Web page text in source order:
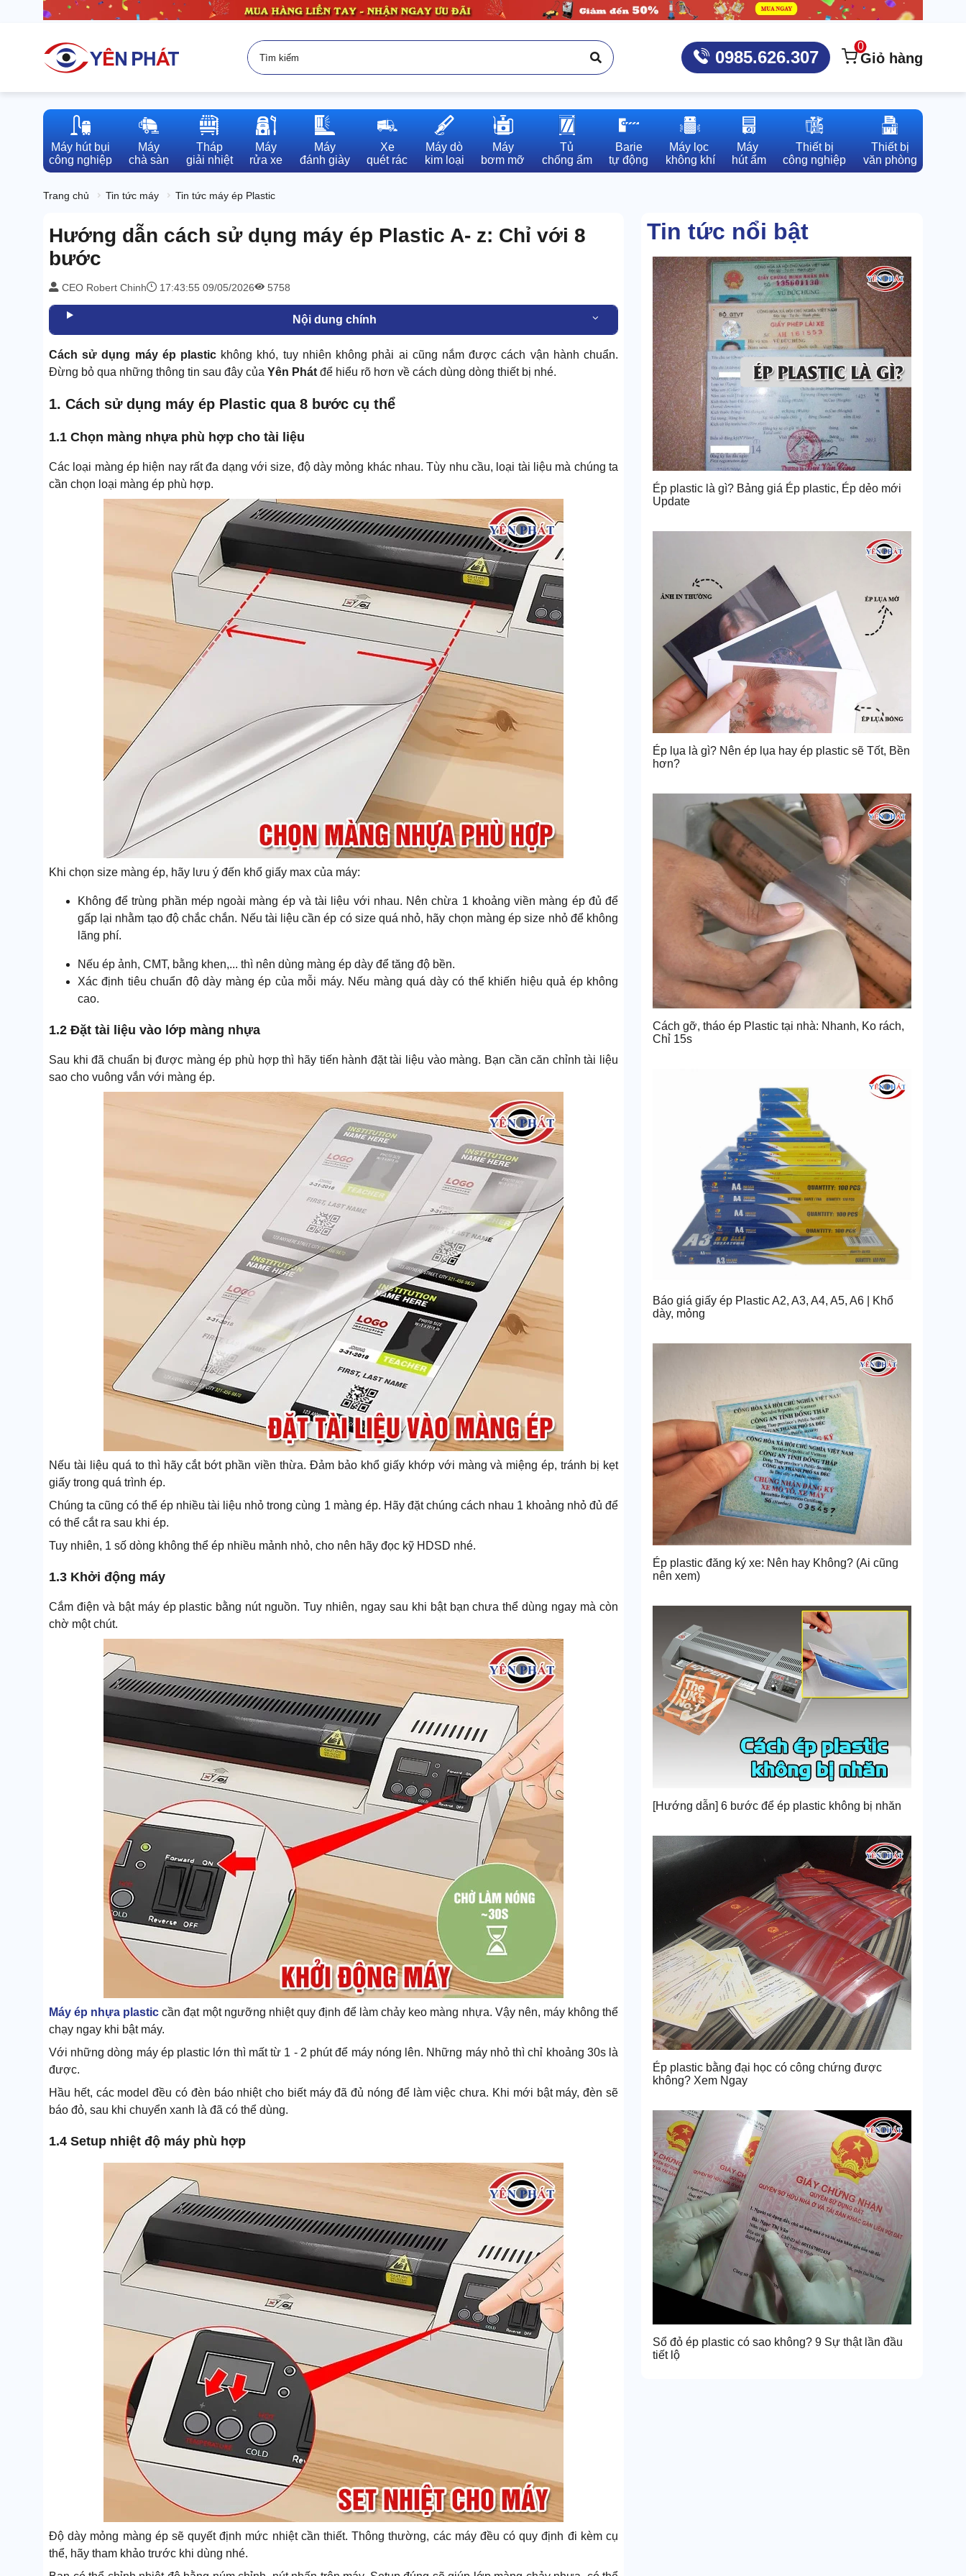
0985.626.307
0
Giỏ hàng
Máy hút bụi
công nghiệp
Máy
chà sàn
Tháp
giải nhiệt
Máy
rửa xe
Máy
đánh giày
Xe
quét rác
Máy dò
kim loại
Máy
bơm mỡ
Tủ
chống ẩm
Barie
tự động
Máy lọc
không khí
Máy
hút ẩm
Thiết bị
công nghiệp
Thiết bị
văn phòng
Trang chủ Tin tức máy Tin tức máy ép Plastic
Hướng dẫn cách sử dụng máy ép Plastic A- z: Chỉ với 8
bước
CEO Robert Chinh 17:43:55 09/05/2026 5758
Nội dung chính
Cách sử dụng máy ép plastic không khó, tuy nhiên không phải ai cũng nắm được cách vận hành chuẩn.
Đừng bỏ qua những thông tin sau đây của Yên Phát để hiểu rõ hơn về cách dùng dòng thiết bị nhé.
1. Cách sử dụng máy ép Plastic qua 8 bước cụ thể
1.1 Chọn màng nhựa phù hợp cho tài liệu
Các loại màng ép hiện nay rất đa dạng với size, độ dày mỏng khác nhau. Tùy nhu cầu, loại tài liệu mà chúng ta
cần chọn loại màng ép phù hợp.
Khi chọn size màng ép, hãy lưu ý đến khổ giấy max của máy:
Không để trùng phần mép ngoài màng ép và tài liệu với nhau. Nên chừa 1 khoảng viền màng ép đủ để
gấp lại nhằm tạo độ chắc chắn. Nếu tài liệu cần ép có size quá nhỏ, hãy chọn màng ép size nhỏ để không
lãng phí.
Nếu ép ảnh, CMT, bằng khen,... thì nên dùng màng ép dày để tăng độ bền.
Xác định tiêu chuẩn độ dày màng ép của mỗi máy. Nếu màng quá dày có thể khiến hiệu quả ép không
cao.
1.2 Đặt tài liệu vào lớp màng nhựa
Sau khi đã chuẩn bị được màng ép phù hợp thì hãy tiến hành đặt tài liệu vào màng. Bạn cần căn chỉnh tài liệu
sao cho vuông vắn với màng ép.
Nếu tài liệu quá to thì hãy cắt bớt phần viền thừa. Đảm bảo khổ giấy khớp với màng và miệng ép, tránh bị kẹt
giấy trong quá trình ép.
Chúng ta cũng có thể ép nhiều tài liệu nhỏ trong cùng 1 màng ép. Hãy đặt chúng cách nhau 1 khoảng nhỏ đủ để
có thể cắt ra sau khi ép.
Tuy nhiên, 1 số dòng không thể ép nhiều mảnh nhỏ, cho nên hãy đọc kỹ HDSD nhé.
1.3 Khởi động máy
Cắm điện và bật máy ép plastic bằng nút nguồn. Tuy nhiên, ngay sau khi bật bạn chưa thể dùng ngay mà còn
chờ một chút.
Máy ép nhựa plastic cần đạt một ngưỡng nhiệt quy định để làm chảy keo màng nhựa. Vậy nên, máy không thể
chạy ngay khi bật máy.
Với những dòng máy ép plastic lớn thì mất từ 1 - 2 phút để máy nóng lên. Những máy nhỏ thì chỉ khoảng 30s là
được.
Hầu hết, các model đều có đèn báo nhiệt cho biết máy đã đủ nóng để làm việc chưa. Khi mới bật máy, đèn sẽ
báo đỏ, sau khi chuyển xanh là đã có thể dùng.
1.4 Setup nhiệt độ máy phù hợp
Độ dày mỏng màng ép sẽ quyết định mức nhiệt cần thiết. Thông thường, các máy đều có quy định đi kèm cụ
thể, hãy tham khảo trước khi dùng nhé.
Tin tức nổi bật
Ép plastic là gì? Bảng giá Ép plastic, Ép dẻo mới
Update
Ép lụa là gì? Nên ép lụa hay ép plastic sẽ Tốt, Bền
hơn?
Cách gỡ, tháo ép Plastic tại nhà: Nhanh, Ko rách,
Chỉ 15s
Báo giá giấy ép Plastic A2, A3, A4, A5, A6 | Khổ
dày, mỏng
Ép plastic đăng ký xe: Nên hay Không? (Ai cũng
nên xem)
[Hướng dẫn] 6 bước để ép plastic không bị nhăn
Ép plastic bằng đại học có công chứng được
không? Xem Ngay
Sổ đỏ ép plastic có sao không? 9 Sự thật lần đầu
tiết lộ